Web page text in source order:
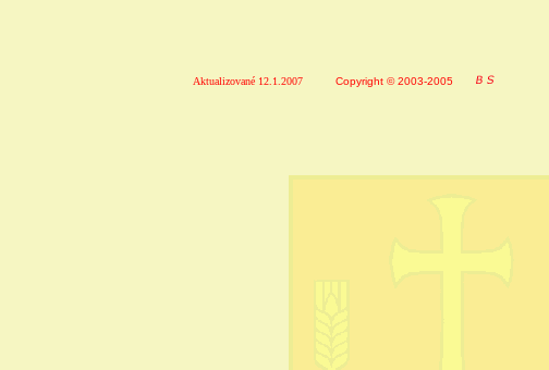
Aktualizované 12.1.2007 Copyright © 2003-2005